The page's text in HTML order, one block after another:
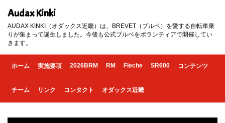
Audax Kinki
AUDAX KINKI（オダックス近畿）は、BREVET（ブルベ）を愛する自転車乗
りが集まって誕生しました。今後も公式ブルベをボランティアで開催してい
きます。
ホーム 実施要項 2026BRM RM Fleche SR600 コンテンツ
チーム リンク コンタクト オダックス近畿